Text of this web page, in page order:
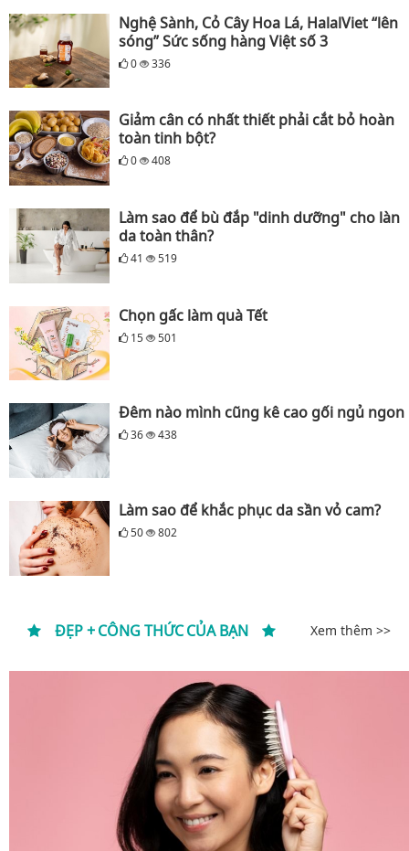
Nghệ Sành, Cỏ Cây Hoa Lá, HalalViet “lên
sóng” Sức sống hàng Việt số 3
0 336
Giảm cân có nhất thiết phải cắt bỏ hoàn
toàn tinh bột?
0 408
Làm sao để bù đắp "dinh dưỡng" cho làn
da toàn thân?
41 519
Chọn gấc làm quà Tết
15 501
Đêm nào mình cũng kê cao gối ngủ ngon
36 438
Làm sao để khắc phục da sần vỏ cam?
50 802
ĐẸP + CÔNG THỨC CỦA BẠN Xem thêm >>